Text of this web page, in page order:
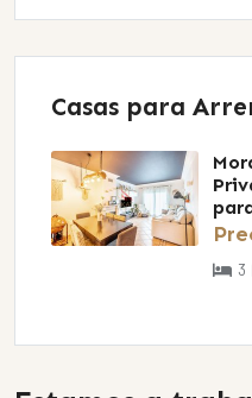
Casas para
3